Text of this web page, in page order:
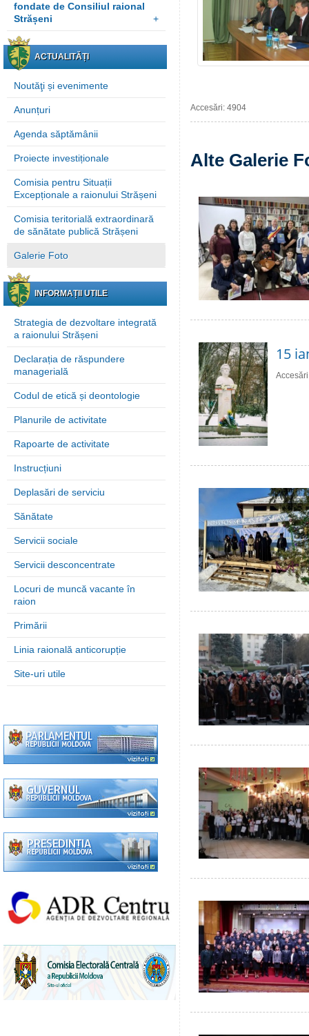
fondate de Consiliul raional
Strășeni
+
ACTUALITĂȚI
Noutăţi și evenimente
Anunțuri
Agenda săptămânii
Proiecte investiționale
Comisia pentru Situații
Excepționale a raionului Strășeni
Comisia teritorială extraordinară
de sănătate publică Strășeni
Galerie Foto
INFORMAȚII UTILE
Strategia de dezvoltare integrată
a raionului Strășeni
Declarația de răspundere
managerială
Codul de etică și deontologie
Planurile de activitate
Rapoarte de activitate
Instrucțiuni
Deplasări de serviciu
Sănătate
Servicii sociale
Servicii desconcentrate
Locuri de muncă vacante în
raion
Primării
Linia raională anticorupție
Site-uri utile
Accesări: 4904
Alte Galerie
15